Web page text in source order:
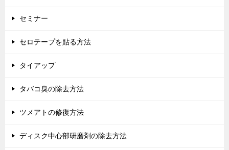
セミナー
セロテープを貼る方法
タイアップ
タバコ臭の除去方法
ツメアトの修復方法
ディスク中心部研磨剤の除去方法